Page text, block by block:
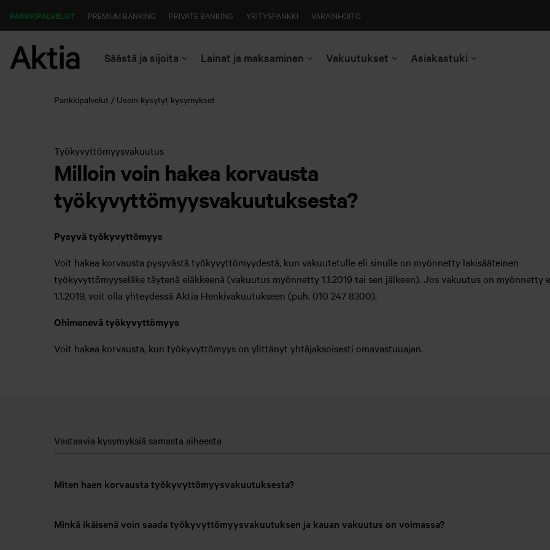
PANKKIPALVELUT PREMIUM BANKING PRIVATE BANKING YRITYSPANKKI VARAINHOITO
Säästä ja sijoita Lainat ja maksaminen Vakuutukset Asiakastuki
Pankkipalvelut Usein kysytyt kysymykset
Työkyvyttömyysvakuutus
Milloin voin hakea korvausta
työkyvyttömyysvakuutuksesta?
Pysyvä työkyvyttömyys
Voit hakea korvausta pysyvästä työkyvyttömyydestä, kun vakuutetulle eli sinulle on myönnetty lakisääteinen
työkyvyttömyyseläke täytenä eläkkeenä (vakuutus myönnetty 1.1.2019 tai sen jälkeen). Jos vakuutus on myönnetty
1.1.2019, voit olla yhteydessä Aktia Henkivakuutukseen (puh. 010 247 8300).
Ohimenevä työkyvyttömyys
Voit hakea korvausta, kun työkyvyttömyys on ylittänyt yhtäjaksoisesti omavastuuajan.
Vastaavia kysymyksiä samasta aiheesta
Miten haen korvausta työkyvyttömyysvakuutuksesta?
Minkä ikäisenä voin saada työkyvyttömyysvakuutuksen ja kauan vakuutus on voimassa?